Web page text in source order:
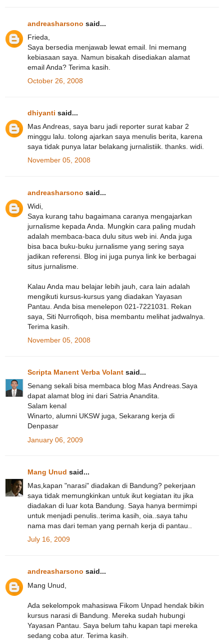
andreasharsono said...
Frieda,
Saya bersedia menjawab lewat email. Ini memang
kebiasaan saya. Namun bisakah disediakan alamat
email Anda? Terima kasih.
October 26, 2008
dhiyanti said...
Mas Andreas, saya baru jadi reporter surat kabar 2
minggu lalu. tolong ajarkan saya menulis berita, karena
saya tidak punya latar belakang jurnalistiik. thanks. widi.
November 05, 2008
andreasharsono said...
Widi,
Saya kurang tahu bagaimana caranya mengajarkan
jurnalisme kepada Anda. Mungkin cara paling mudah
adalah membaca-baca dulu situs web ini. Anda juga
bisa baca buku-buku jurnalisme yang sering saya
jadikan referensi. Blog ini juga punya link ke berbagai
situs jurnalisme.
Kalau Anda mau belajar lebih jauh, cara lain adalah
mengikuti kursus-kursus yang diadakan Yayasan
Pantau. Anda bisa menelepon 021-7221031. Rekan
saya, Siti Nurrofiqoh, bisa membantu melihat jadwalnya.
Terima kasih.
November 05, 2008
Scripta Manent Verba Volant said...
Senang sekali bisa membaca blog Mas Andreas.Saya
dapat alamat blog ini dari Satria Anandita.
Salam kenal
Winarto, alumni UKSW juga, Sekarang kerja di
Denpasar
January 06, 2009
Mang Unud said...
Mas,kapan "narasi" diadakan di Bandung? pekerjaan
saya tidak memungkinkan untuk ikut kegiatan itu jika
diadakan di luar kota Bandung. Saya hanya bermimpi
untuk menjadi penulis..terima kasih, oia..saya tahu
nama mas dari teman yang pernah kerja di pantau..
July 16, 2009
andreasharsono said...
Mang Unud,
Ada sekelompok mahasiswa Fikom Unpad hendak bikin
kursus narasi di Bandung. Mereka sudah hubungi
Yayasan Pantau. Saya belum tahu kapan tapi mereka
sedang coba atur. Terima kasih.